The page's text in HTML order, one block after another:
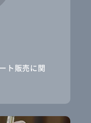
ト販売に関